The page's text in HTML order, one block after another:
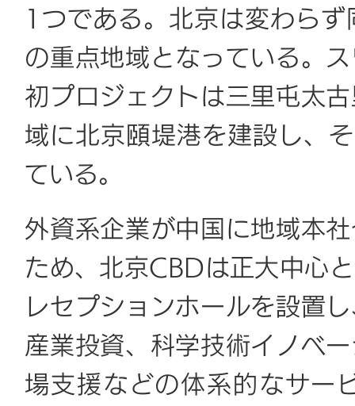
1つである。北京は変わら
の重点地域となっている。
初プロジェクトは三里屯太
域に北京頤堤港を建設し、
ている。
外資系企業が中国に地域本
ため、北京CBDは正大中心
レセプションホールを設置
産業投資、科学技術イノベ
場支援などの体系的なサー